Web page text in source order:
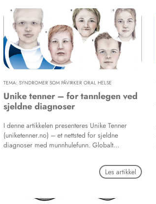
stor ulikhet mellom og innad i nasjoner, store
forskjeller i arbeidsstokken med betydelig
feildistribuering og en betydelig påvirkning på
og av bærekraftsutfordringer og
miljøforandringer.
TEMA: SYNDROMER SOM PÅVIRKER ORAL HELSE
Unike tenner – for tannlegen ved
sjeldne diagnoser
I denne artikkelen presenteres Unike Tenner
(uniketenner.no) – et nettsted for sjeldne
diagnoser med munnhulefunn. Globalt
mennesker har en sjelden diagnose, og stadig
flere lever lengre enn tidligere med diagnosen.
Les artikkel